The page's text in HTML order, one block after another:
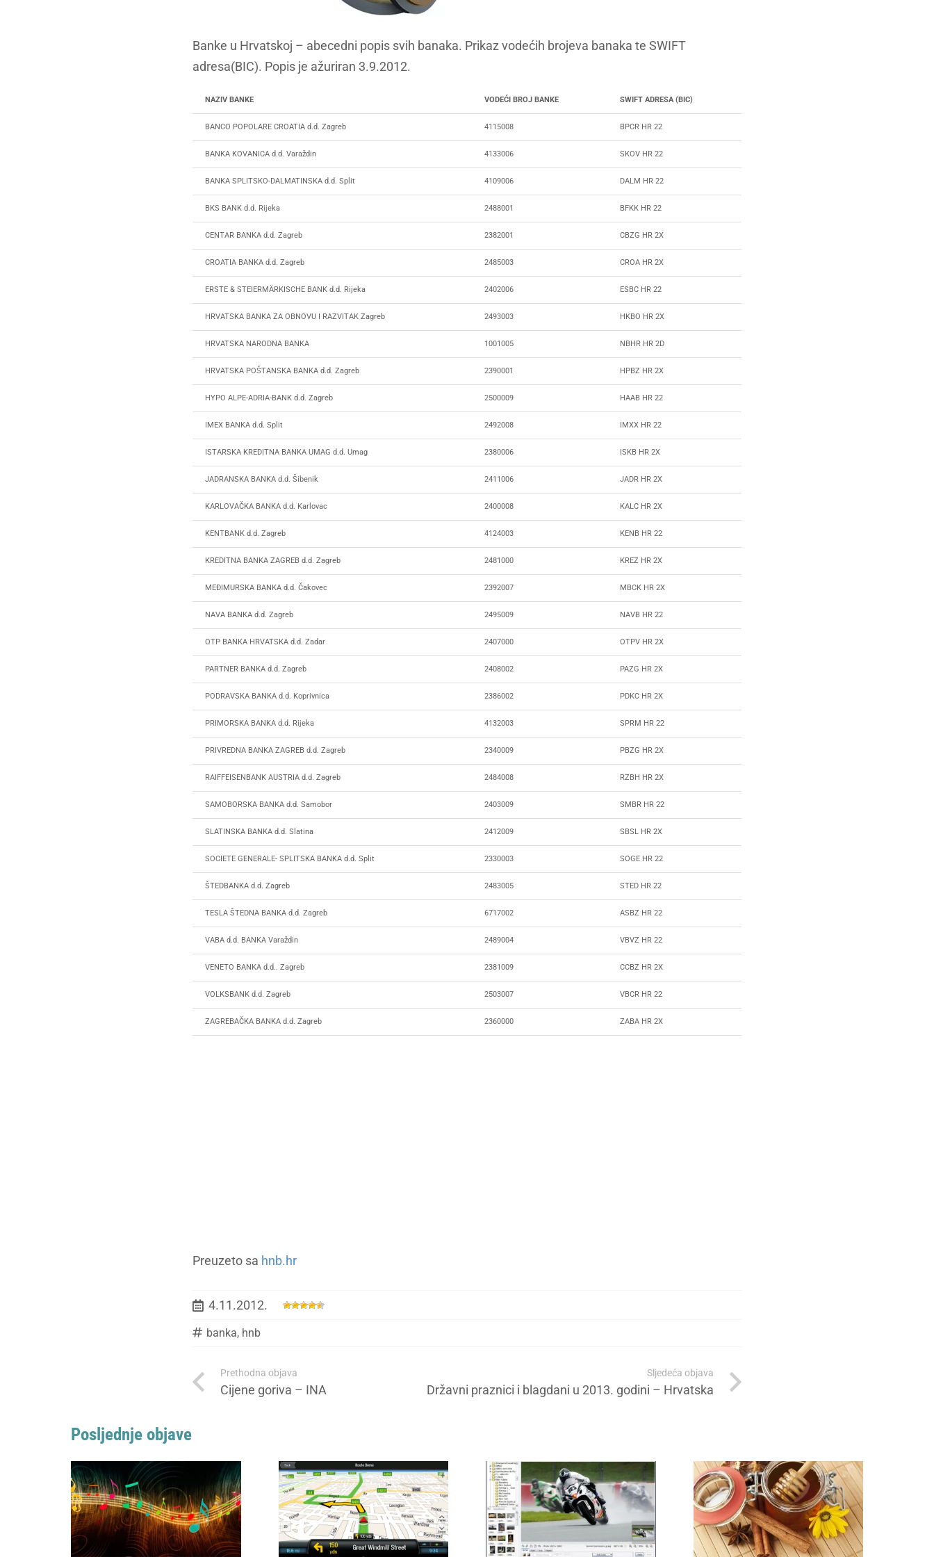
Banke u Hrvatskoj – abecedni popis svih banaka. Prikaz vodećih brojeva banaka te SWIFT
adresa(BIC). Popis je ažuriran 3.9.2012.
NAZIV BANKE VODEĆI BROJ BANKE SWIFT ADRESA (BIC)
BANCO POPOLARE CROATIA d.d. Zagreb 4115008 BPCR HR 22
BANKA KOVANICA d.d. Varaždin 4133006 SKOV HR 22
BANKA SPLITSKO-DALMATINSKA d.d. Split 4109006 DALM HR 22
BKS BANK d.d. Rijeka 2488001 BFKK HR 22
CENTAR BANKA d.d. Zagreb 2382001 CBZG HR 2X
CROATIA BANKA d.d. Zagreb 2485003 CROA HR 2X
ERSTE & STEIERMÄRKISCHE BANK d.d. Rijeka 2402006 ESBC HR 22
HRVATSKA BANKA ZA OBNOVU I RAZVITAK Zagreb 2493003 HKBO HR 2X
HRVATSKA NARODNA BANKA 1001005 NBHR HR 2D
HRVATSKA POŠTANSKA BANKA d.d. Zagreb 2390001 HPBZ HR 2X
HYPO ALPE-ADRIA-BANK d.d. Zagreb 2500009 HAAB HR 22
IMEX BANKA d.d. Split 2492008 IMXX HR 22
ISTARSKA KREDITNA BANKA UMAG d.d. Umag 2380006 ISKB HR 2X
JADRANSKA BANKA d.d. Šibenik 2411006 JADR HR 2X
KARLOVAČKA BANKA d.d. Karlovac 2400008 KALC HR 2X
KENTBANK d.d. Zagreb 4124003 KENB HR 22
KREDITNA BANKA ZAGREB d.d. Zagreb 2481000 KREZ HR 2X
MEĐIMURSKA BANKA d.d. Čakovec 2392007 MBCK HR 2X
NAVA BANKA d.d. Zagreb 2495009 NAVB HR 22
OTP BANKA HRVATSKA d.d. Zadar 2407000 OTPV HR 2X
PARTNER BANKA d.d. Zagreb 2408002 PAZG HR 2X
PODRAVSKA BANKA d.d. Koprivnica 2386002 PDKC HR 2X
PRIMORSKA BANKA d.d. Rijeka 4132003 SPRM HR 22
PRIVREDNA BANKA ZAGREB d.d. Zagreb 2340009 PBZG HR 2X
RAIFFEISENBANK AUSTRIA d.d. Zagreb 2484008 RZBH HR 2X
SAMOBORSKA BANKA d.d. Samobor 2403009 SMBR HR 22
SLATINSKA BANKA d.d. Slatina 2412009 SBSL HR 2X
SOCIETE GENERALE- SPLITSKA BANKA d.d. Split 2330003 SOGE HR 22
ŠTEDBANKA d.d. Zagreb 2483005 STED HR 22
TESLA ŠTEDNA BANKA d.d. Zagreb 6717002 ASBZ HR 22
VABA d.d. BANKA Varaždin 2489004 VBVZ HR 22
VENETO BANKA d.d.. Zagreb 2381009 CCBZ HR 2X
VOLKSBANK d.d. Zagreb 2503007 VBCR HR 22
ZAGREBAČKA BANKA d.d. Zagreb 2360000 ZABA HR 2X
Preuzeto sa hnb.hr
4.11.2012.
banka, hnb
Prethodna objava
Cijene goriva – INA
Sljedeća objava
Državni praznici i blagdani u 2013. godini – Hrvatska
Posljednje objave